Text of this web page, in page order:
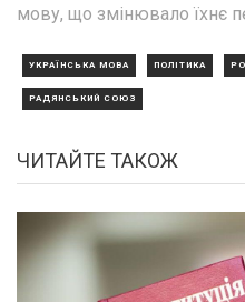
мову, що змінювало їхнє
УКРАЇНСЬКА МОВА ПОЛІТИКА
РАДЯНСЬКИЙ СОЮЗ
ЧИТАЙТЕ ТАКОЖ